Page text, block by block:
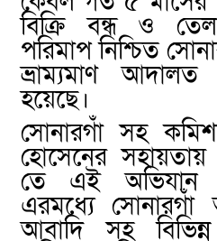
বিক্রি বন্ধ ও
পরিমাপ নিশ্চিত
ভ্রাম্যমাণ আদালত
হয়েছে।
সোনারগাঁ সহ
হোসেনের
তে এই অভিযান
এরমধ্যে সোনারগাঁ
আবাদি সহ